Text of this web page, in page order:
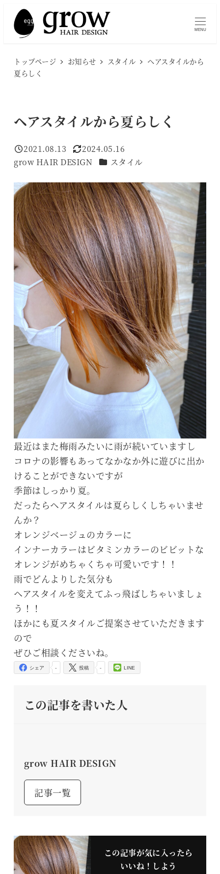
MENU
トップページ お知らせ スタイル
ヘアスタイルから
夏らしく
ヘアスタイルから夏らしく
投稿日
2021.08.13
更新日
2024.05.16
著
者
grow HAIR DESIGN カテゴリー
スタイル
最近はまた梅雨みたいに雨が続いていますし
コロナの影響もあってなかなか外に遊びに出か
けることができないですが
季節はしっかり夏。
だったらヘアスタイルは夏らしくしちゃいませ
んか？
オレンジベージュのカラーに
インナーカラーはビタミンカラーのビビットな
オレンジがめちゃくちゃ可愛いです！！
雨でどんよりした気分も
ヘアスタイルを変えてふっ飛ばしちゃいましょ
う！！
ほかにも夏スタイルご提案させていただきます
ので
ぜひご相談くださいね。
-
シェア -
投稿 LINE
この記事を書いた人
grow HAIR DESIGN
記事一覧
この記事が気に入ったら
いいね！しよう